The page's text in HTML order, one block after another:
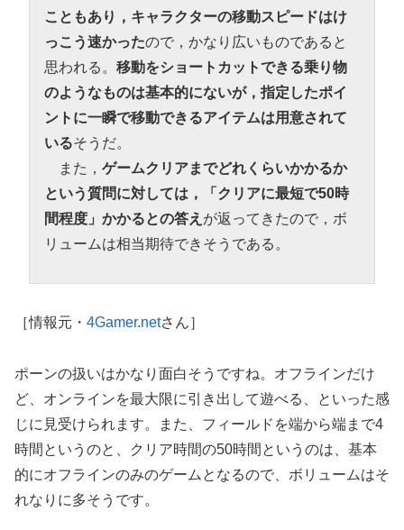
こともあり，キャラクターの移動スピードはけ
っこう速かったので，かなり広いものであると
思われる。 移動をショートカットできる乗り物
のようなものは基本的にないが，指定したポイ
ントに一瞬で移動できるアイテムは用意されて
いるそうだ。
また， ゲームクリアまでどれくらいかかるか
という質問に対しては，「クリアに最短で50時
間程度」かかるとの答え が返ってきたので，ボ
リュームは相当期待できそうである。
［情報元・ 4Gamer.netさん］
ポーンの扱いはかなり面白そうですね。オフラインだけ
ど、オンラインを最大限に引き出して遊べる、といった感
じに見受けられます。また、フィールドを端から端まで4
時間というのと、クリア時間の50時間というのは、基本
的にオフラインのみのゲームとなるので、ボリュームはそ
れなりに多そうです。